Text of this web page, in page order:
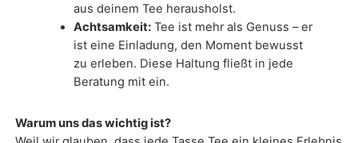
aus deinem Tee herausholst.
Achtsamkeit:Tee ist mehr als Genuss – er
ist eine Einladung, den Moment bewusst
zu erleben. Diese Haltung fließt in jede
Beratung mit ein.
Warum uns das wichtig ist?